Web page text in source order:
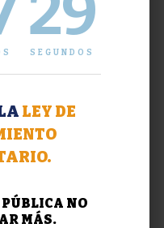
SEGUNDOS
LEY DE
NO
MÁS.